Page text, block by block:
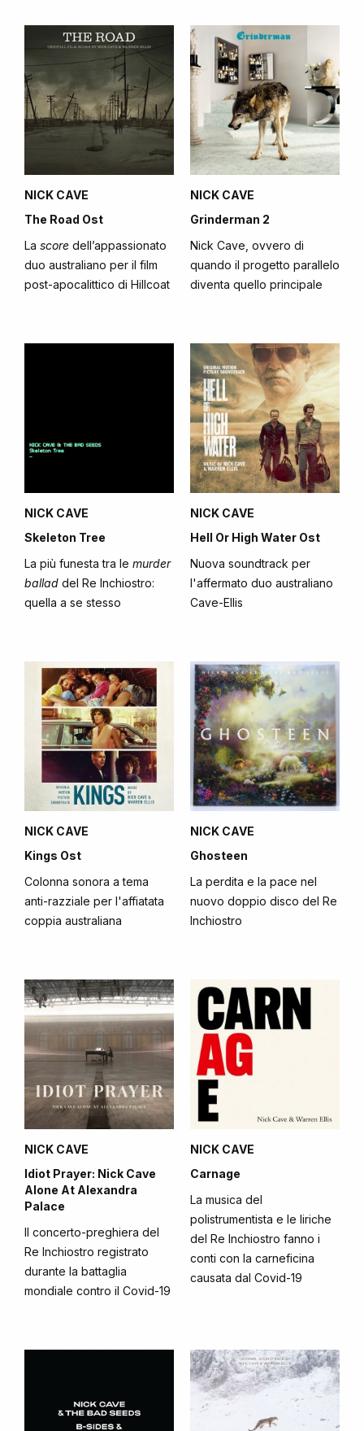
NICK CAVE
The Road Ost
La score dell’appassionato
duo australiano per il film
post-apocalittico di Hillcoat
NICK CAVE
Grinderman 2
Nick Cave, ovvero di
quando il progetto parallelo
diventa quello principale
NICK CAVE
Skeleton Tree
La più funesta tra le murder
ballad del Re Inchiostro:
quella a se stesso
NICK CAVE
Hell Or High Water Ost
Nuova soundtrack per
l'affermato duo australiano
Cave-Ellis
NICK CAVE
Kings Ost
Colonna sonora a tema
anti-razziale per l'affiatata
coppia australiana
NICK CAVE
Ghosteen
La perdita e la pace nel
nuovo doppio disco del Re
Inchiostro
NICK CAVE
Idiot Prayer: Nick Cave
Alone At Alexandra
Palace
Il concerto-preghiera del
Re Inchiostro registrato
durante la battaglia
mondiale contro il Covid-19
NICK CAVE
Carnage
La musica del
polistrumentista e le liriche
del Re Inchiostro fanno i
conti con la carneficina
causata dal Covid-19